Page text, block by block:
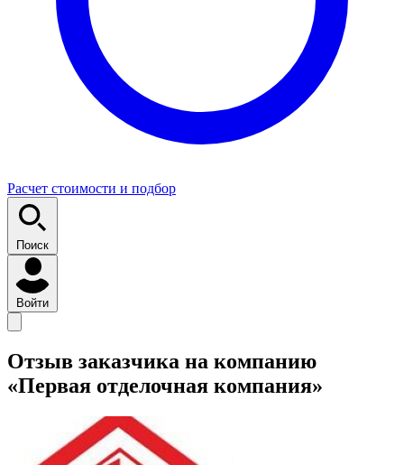
Расчет стоимости и подбор
Поиск
Войти
Отзыв заказчика на компанию
«Первая отделочная компания»